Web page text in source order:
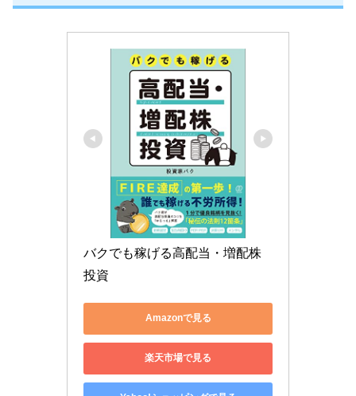
バクでも稼げる高配当・増配株
投資
Amazonで見る
楽天市場で見る